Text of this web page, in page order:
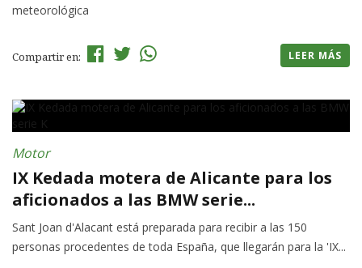
meteorológica
Compartir en: LEER MÁS
Motor
IX Kedada motera de Alicante para los
aficionados a las BMW serie...
Sant Joan d'Alacant está preparada para recibir a las 150
personas procedentes de toda España, que llegarán para la 'IX...